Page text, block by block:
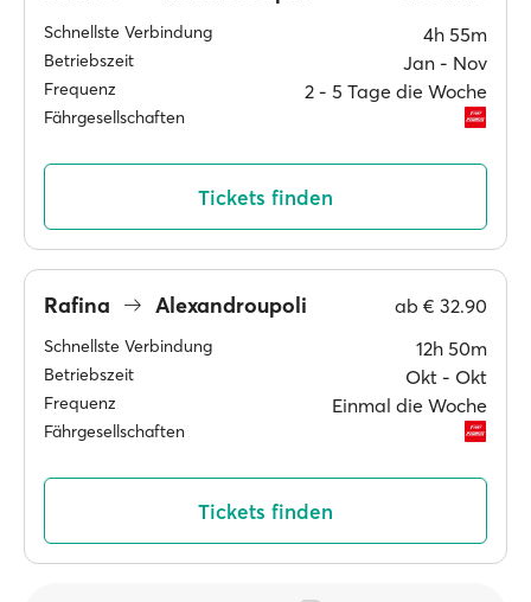
Schnellste Verbindung 4h 55m
Betriebszeit Jan ‐ Nov
Frequenz 2 ‐ 5 Tage die Woche
Fährgesellschaften
Tickets finden
Rafina Alexandroupoli ab € 32.90
Schnellste Verbindung 12h 50m
Betriebszeit Okt ‐ Okt
Frequenz Einmal die Woche
Fährgesellschaften
Tickets finden